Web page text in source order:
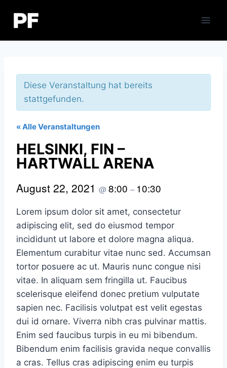
Inhalt
Diese Veranstaltung hat bereits
stattgefunden.
« Alle Veranstaltungen
HELSINKI, FIN –
HARTWALL ARENA
August 22, 2021 @8:00 – 10:30
Lorem ipsum dolor sit amet, consectetur
adipiscing elit, sed do eiusmod tempor
incididunt ut labore et dolore magna aliqua.
Elementum curabitur vitae nunc sed. Accumsan
tortor posuere ac ut. Mauris nunc congue nisi
vitae. In aliquam sem fringilla ut. Faucibus
scelerisque eleifend donec pretium vulputate
sapien nec. Facilisis volutpat est velit egestas
dui id ornare. Viverra nibh cras pulvinar mattis.
Enim sed faucibus turpis in eu mi bibendum.
Bibendum enim facilisis gravida neque convallis
a cras. Tellus cras adipiscing enim eu turpis